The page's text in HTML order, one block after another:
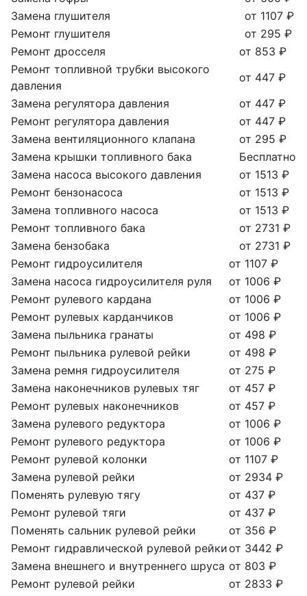
Замена глушителя
от 1107 ₽
Ремонт глушителя
от 295 ₽
Ремонт дросселя
от 853 ₽
Ремонт топливной трубки высокого
давления
от 447 ₽
Замена регулятора давления
от 447 ₽
Ремонт регулятора давления
от 447 ₽
Замена вентиляционного клапана
от 295 ₽
Замена крышки топливного бака
Бесплатно
Замена насоса высокого давления
от 1513 ₽
Ремонт бензонасоса
от 1513 ₽
Замена топливного насоса
от 1513 ₽
Ремонт топливного бака
от 2731 ₽
Замена бензобака
от 2731 ₽
Ремонт гидроусилителя
от 1107 ₽
Замена насоса гидроусилителя руля
от 1006 ₽
Ремонт рулевого кардана
от 1006 ₽
Ремонт рулевых карданчиков
от 1006 ₽
Замена пыльника гранаты
от 498 ₽
Ремонт пыльника рулевой рейки
от 498 ₽
Замена ремня гидроусилителя
от 275 ₽
Замена наконечников рулевых тяг
от 457 ₽
Ремонт рулевых наконечников
от 457 ₽
Замена рулевого редуктора
от 1006 ₽
Ремонт рулевого редуктора
от 1006 ₽
Ремонт рулевой колонки
от 1107 ₽
Замена рулевой рейки
от 2934 ₽
Поменять рулевую тягу
от 437 ₽
Ремонт рулевой тяги
от 437 ₽
Поменять сальник рулевой рейки
от 356 ₽
Ремонт гидравлической рулевой рейкиот 3442 ₽
Замена внешнего и внутреннего шруса от 803 ₽
Ремонт рулевой рейки
от 2833 ₽